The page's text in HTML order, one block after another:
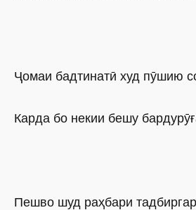
Ҷомаи бадтинатӣ худ пӯшию
Карда бо некии бешу
Пешво шуд раҳбари